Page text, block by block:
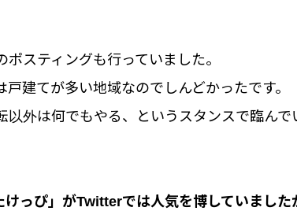
スティングも行っていました。
建てが多い地域なのでしんどかったです。
外は何でもやる、というスタンスで臨んで
っぴ」がTwitterでは人気を博していました